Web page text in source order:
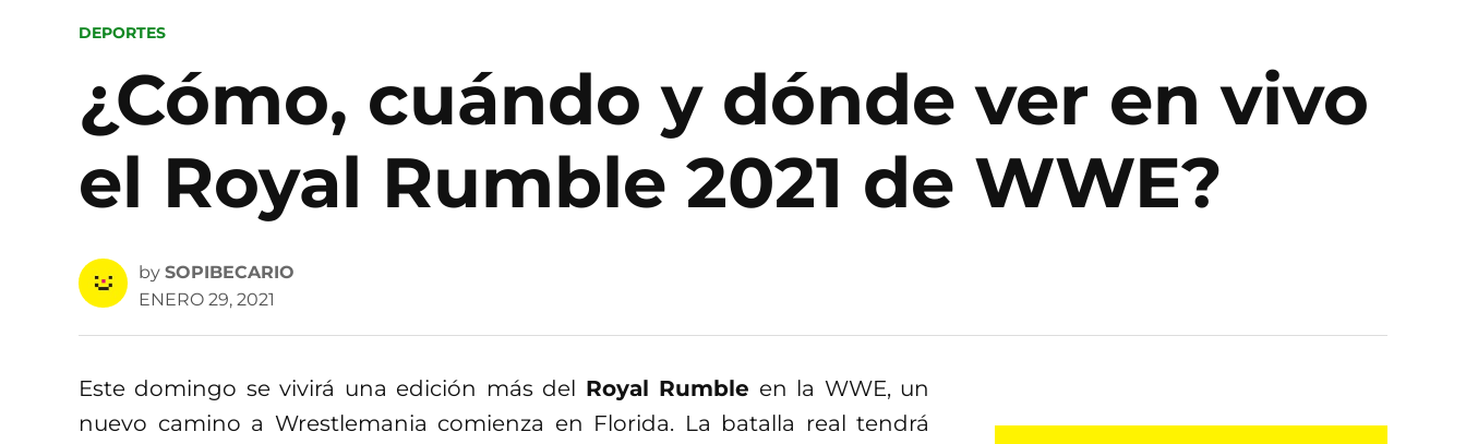
POSTED
DEPORTES
¿Cómo, cuándo y dónde ver en vivo
el Royal Rumble 2021 de WWE?
by SOPIBECARIO
ENERO 29, 2021
Este domingo se vivirá una edición más del Royal Rumble en la WWE, un
nuevo camino a Wrestlemania comienza en Florida. La batalla real tendrá